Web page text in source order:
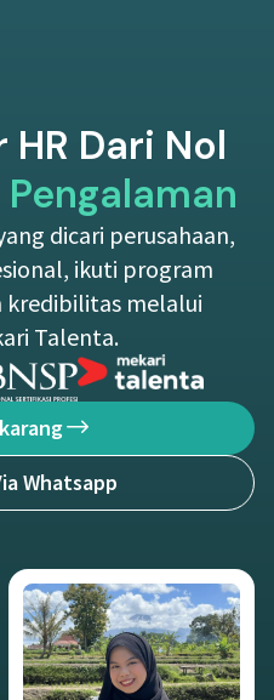
HR Dari Nol
Pengalaman
dicari perusahaan,
ikuti program
melalui
Talenta.
Whatsapp